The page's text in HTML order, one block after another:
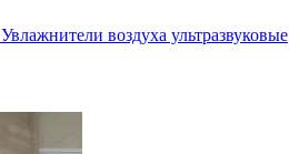
Увлажнители воздуха ультразвуковые